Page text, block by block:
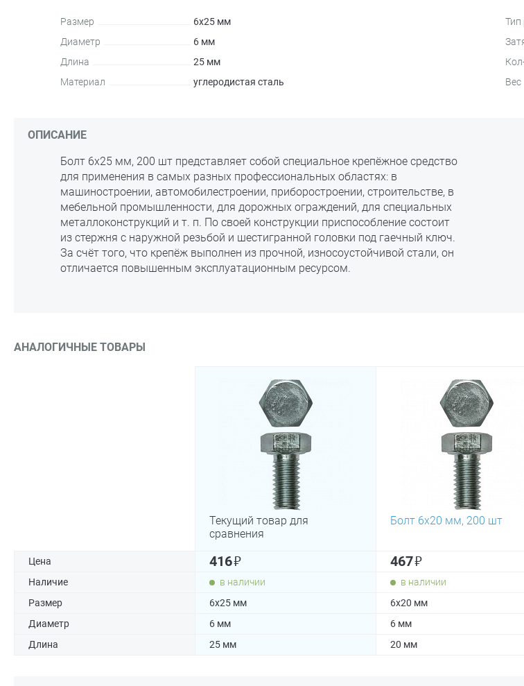
Размер
6х25 мм
Диаметр
6 мм
Длина
25 мм
Материал
углеродистая сталь
Тип
Вес
ОПИСАНИЕ
Болт 6х25 мм, 200 шт представляет собой специальное крепёжное средство
для применения в самых разных профессиональных областях: в
машиностроении, автомобилестроении, приборостроении, строительстве, в
мебельной промышленности, для дорожных ограждений, для специальных
металлоконструкций и т. п. По своей конструкции приспособление состоит
из стержня с наружной резьбой и шестигранной головки под гаечный ключ.
За счёт того, что крепёж выполнен из прочной, износоустойчивой стали, он
отличается повышенным эксплуатационным ресурсом.
АНАЛОГИЧНЫЕ ТОВАРЫ
Текущий товар для
сравнения
Болт 6х20 мм, 200 шт
Цена 416₽ 467₽
Наличие в наличии в наличии
Размер
6х25 мм 6х20 мм
Диаметр
6 мм 6 мм
Длина
25 мм 20 мм